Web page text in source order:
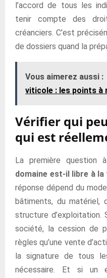
l’accord de tous les
tenir compte des
créanciers. C’est
de dossiers quand la
Vous aimerez aussi :
viticole : les points à
Vérifier qui
qui est
La première
domaine est-il libre à la
réponse dépend du
bâtiments, du matériel,
structure d’exploitation.
société, la cession de
règles qu’une vente
la signature de tous
nécessaire. Et si un